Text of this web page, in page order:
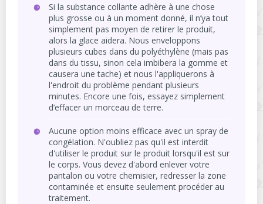
Si la substance collante adhère à une chose
plus grosse ou à un moment donné, il n’ya tout
simplement pas moyen de retirer le produit,
alors la glace aidera. Nous enveloppons
plusieurs cubes dans du polyéthylène (mais pas
dans du tissu, sinon cela imbibera la gomme et
causera une tache) et nous l'appliquerons à
l'endroit du problème pendant plusieurs
minutes. Encore une fois, essayez simplement
d’effacer un morceau de terre.
Aucune option moins efficace avec un spray de
congélation. N'oubliez pas qu'il est interdit
d'utiliser le produit sur le produit lorsqu'il est sur
le corps. Vous devez d'abord enlever votre
pantalon ou votre chemisier, redresser la zone
contaminée et ensuite seulement procéder au
traitement.